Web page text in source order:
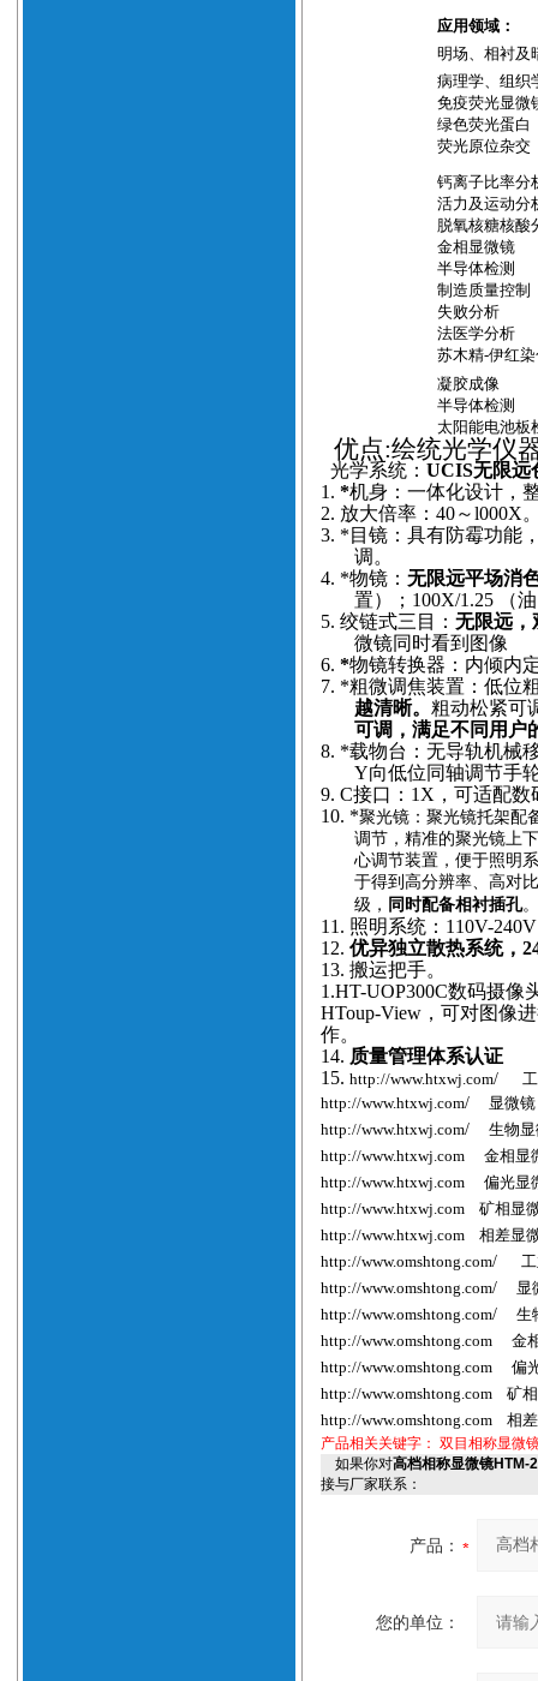
应用领域：
明场、相衬及
病理学、组织
免疫荧光显微
绿色荧光蛋白
荧光原位杂交
钙离子比率分
活力及运动分
脱氧核糖核酸
金相显微镜
半导体检测
制造质量控制
失败分析
法医学分析
苏木精-伊红
凝胶成像
半导体检测
太阳能电池板
优点:绘统光学仪
光学系统： UCIS无限远
1. *机身：一体化设计，
2. 放大倍率：40～l000X
3. *目镜：具有防霉功能
调。
4. *物镜： 无限远平场消
置）；100X/1.25 （
5. 绞链式三目： 无限远，
微镜同时看到图像
6. *物镜转换器：内倾内
7. *粗微调焦装置：低位
越清晰。 粗动松紧可
可调，满足不同用户
8. *载物台：无导轨机械
Y向低位同轴调节手
9. C接口：1X，可适配
10. *聚光镜：聚光镜托架配
调节，精准的聚光镜上
心调节装置，便于照明
于得到高分辨率、高对
级， 同时配备相衬插孔。
11. 照明系统：110V-
12. 优异独立散热系统，
13. 搬运把手。
1.HT-UOP300C数码摄像
HToup-View，可对图像
作。
14. 质量管理体系认证
15. http://www.htxwj.com/
http://www.htxwj.com/
显微镜
http://www.htxwj.com/
生物
http://www.htxwj.com
金相显
http://www.htxwj.com
偏光显
http://www.htxwj.com
矿相显
http://www.htxwj.com
相差显
http://www.omshtong.com/
http://www.omshtong.com/
显
http://www.omshtong.com/
生
http://www.omshtong.com
金
http://www.omshtong.com
偏
http://www.omshtong.com
矿
http://www.omshtong.com 相
产品相关关键字： 双目相称显微
如果你对高档相称显微镜HTM-
接与厂家联系：
产品：
您的单位：